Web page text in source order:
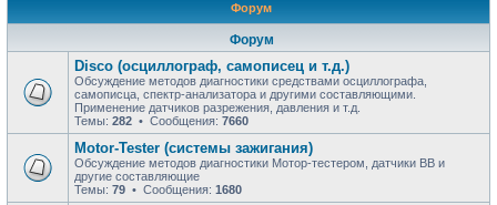
Форум
Форум
Disco (осциллограф, самописец и т.д.)
Обсуждение методов диагностики средствами осциллографа,
самописца, спектр-анализатора и другими составляющими.
Применение датчиков разрежения, давления и т.д.
Темы: 282 • Сообщения: 7660
Motor-Tester (системы зажигания)
Обсуждение методов диагностики Мотор-тестером, датчики ВВ и
другие составляющие
Темы: 79 • Сообщения: 1680